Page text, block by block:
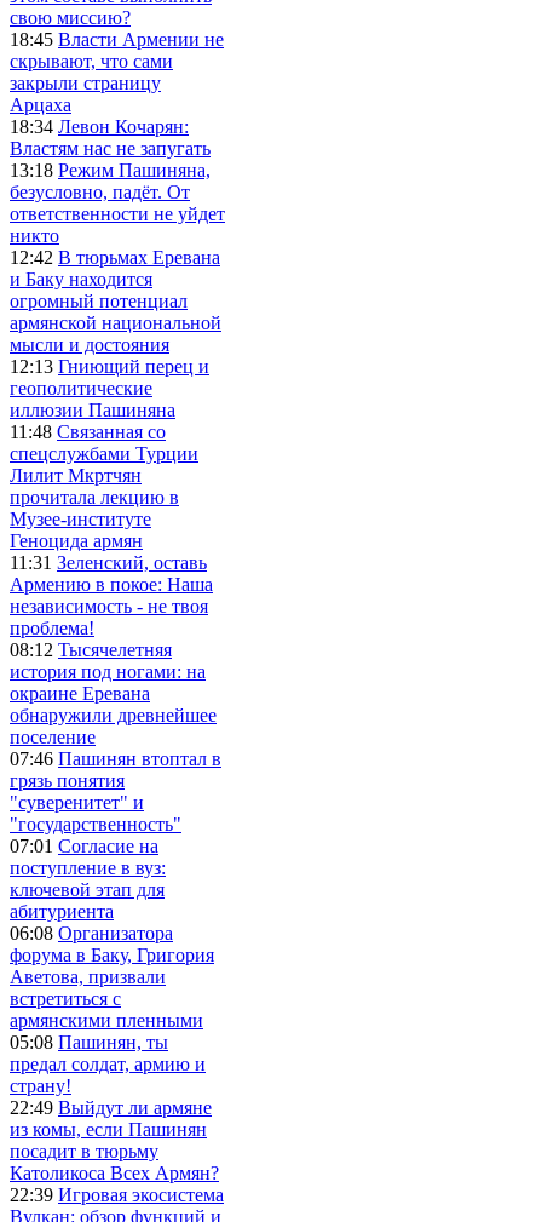
свою миссию?
18:45 Власти Армении не
скрывают, что сами
закрыли страницу
Арцаха
18:34 Левон Кочарян:
Властям нас не запугать
13:18 Режим Пашиняна,
безусловно, падёт. От
ответственности не уйдет
никто
12:42 В тюрьмах Еревана
и Баку находится
огромный потенциал
армянской национальной
мысли и достояния
12:13 Гниющий перец и
геополитические
иллюзии Пашиняна
11:48 Связанная со
спецслужбами Турции
Лилит Мкртчян
прочитала лекцию в
Музее-институте
Геноцида армян
11:31 Зеленский, оставь
Армению в покое: Наша
независимость - не твоя
проблема!
08:12 Тысячелетняя
история под ногами: на
окраине Еревана
обнаружили древнейшее
поселение
07:46 Пашинян втоптал в
грязь понятия
"суверенитет" и
"государственность"
07:01 Согласие на
поступление в вуз:
ключевой этап для
абитуриента
06:08 Организатора
форума в Баку, Григория
Аветова, призвали
встретиться с
армянскими пленными
05:08 Пашинян, ты
предал солдат, армию и
страну!
22:49 Выйдут ли армяне
из комы, если Пашинян
посадит в тюрьму
Католикоса Всех Армян?
22:39 Игровая экосистема
Вулкан: обзор функций и